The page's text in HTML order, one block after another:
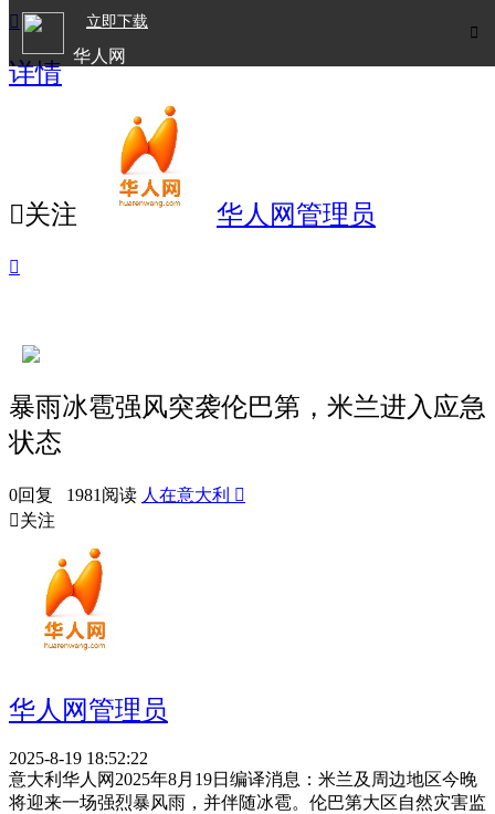

立即下载
华人网

详情
关注 华人网管理员

暴雨冰雹强风突袭伦巴第，米兰进入应急
状态
0回复 1981阅读 人在意大利 
关注
华人网管理员
2025-8-19 18:52:22
意大利华人网2025年8月19日编译消息：米兰及周边地区今晚
将迎来一场强烈暴风雨，并伴随冰雹。伦巴第大区自然灾害监